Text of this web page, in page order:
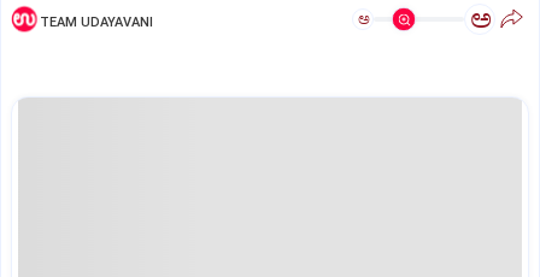
TEAM UDAYAVANI ಅ ಅ